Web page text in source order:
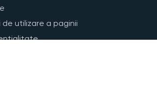
de utilizare a paginii